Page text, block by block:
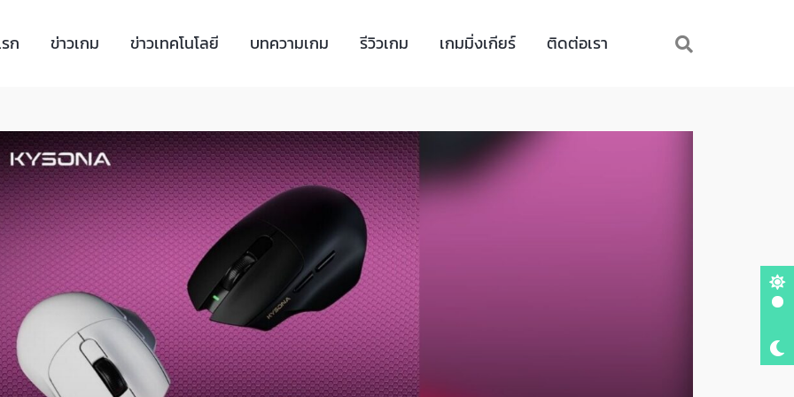
ก ข่าวเกม ข่าวเทคโนโลยี บทความเกม รีวิวเกม เกมมิ่งเกียร์ ติดต่อเรา